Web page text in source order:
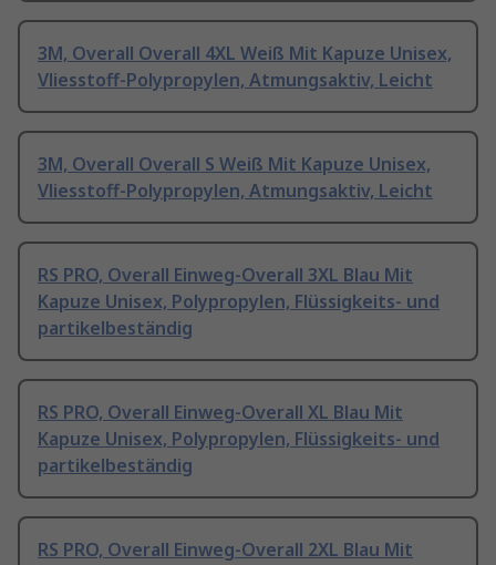
3M, Overall Overall 4XL Weiß Mit Kapuze Unisex,
Vliesstoff-Polypropylen, Atmungsaktiv, Leicht
3M, Overall Overall S Weiß Mit Kapuze Unisex,
Vliesstoff-Polypropylen, Atmungsaktiv, Leicht
RS PRO, Overall Einweg-Overall 3XL Blau Mit
Kapuze Unisex, Polypropylen, Flüssigkeits- und
partikelbeständig
RS PRO, Overall Einweg-Overall XL Blau Mit
Kapuze Unisex, Polypropylen, Flüssigkeits- und
partikelbeständig
RS PRO, Overall Einweg-Overall 2XL Blau Mit